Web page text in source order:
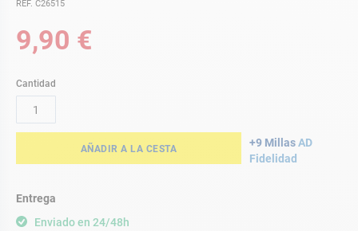
REF. C26515
9,90 €
Cantidad
AÑADIR A LA CESTA +9 MillasAD
Fidelidad
Entrega
Enviado en 24/48h